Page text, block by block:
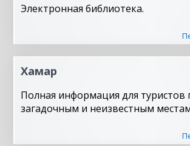
Электронная библиотека.
Хамар
Полная информация для туристов
загадочным и неизвестным